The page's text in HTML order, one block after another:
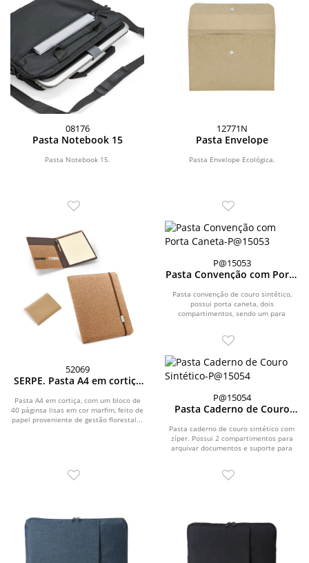
08176
Pasta Notebook 15
Pasta Notebook 15.
12771N
Pasta Envelope
Pasta Envelope Ecológica.
52069
SERPE. Pasta A4 em cortiça
Pasta A4 em cortiça, com um bloco de
40 páginsa lisas em cor marfim, feito de
papel proveniente de gestão florestal...
P@15053
Pasta Convenção com Porta
Pasta convenção de couro sintético,
possui porta caneta, dois
compartimentos, sendo um para
P@15054
Pasta Caderno de Couro
Pasta caderno de couro sintético com
zíper. Possui 2 compartimentos para
arquivar documentos e suporte para